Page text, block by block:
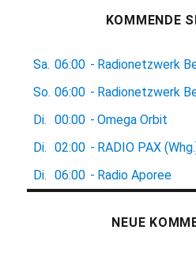
KOMMENDE
Sa. 06:00 - Radionetzwerk
So. 06:00 - Radionetzwerk
Di.
00:00 - Omega Orbit
Di.
02:00 - RADIO PAX
Di.
06:00 - Radio Aporee
NEUE